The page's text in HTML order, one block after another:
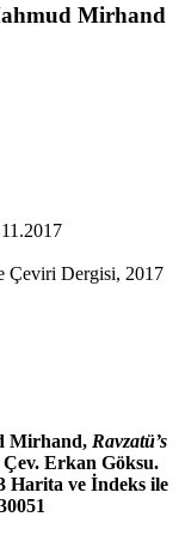
Mirhand
Çeviri Dergisi, 2017
Mirhand, Ravzatü’s
Erkan Göksu.
Harita ve İndeks ile